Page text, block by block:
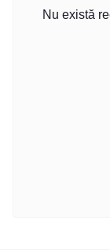
Nu există